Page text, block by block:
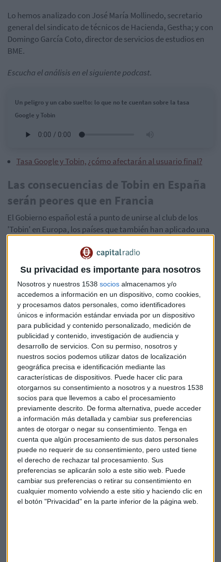
Su privacidad es importante para nosotros
Nosotros y nuestros 1538 socios almacenamos y/o
accedemos a información en un dispositivo, como cookies,
y procesamos datos personales, como identificadores
únicos e información estándar enviada por un dispositivo
para publicidad y contenido personalizado, medición de
publicidad y contenido, investigación de audiencia y
desarrollo de servicios. Con su permiso, nosotros y
nuestros socios podemos utilizar datos de localización
geográfica precisa e identificación mediante las
características de dispositivos. Puede hacer clic para
otorgarnos su consentimiento a nosotros y a nuestros 1538
socios para que llevemos a cabo el procesamiento
previamente descrito. De forma alternativa, puede acceder
a información más detallada y cambiar sus preferencias
antes de otorgar o negar su consentimiento. Tenga en
cuenta que algún procesamiento de sus datos personales
puede no requerir de su consentimiento, pero usted tiene
el derecho de rechazar tal procesamiento. Sus
preferencias se aplicarán solo a este sitio web. Puede
cambiar sus preferencias o retirar su consentimiento en
cualquier momento volviendo a este sitio y haciendo clic en
el botón "Privacidad" en la parte inferior de la página web.
Lo hemos analizado con José María Mollinedo, secretario
general del sindicato de técnicos de Hacienda, Gestha; y con
Domingo García Coto, director de servicios de estudios en
BME.
Escucha el análisis en el siguiente podcast.
Un peligro y un cabo suelto: lo que no te cuentan sobre la tasa
Google y Tobin
Tasa Google y Tobin, ¿cómo afectarán al usuario final?
Las consecuencias de Tobin en España
serán peores que en Francia
El Gobierno español está a punto de unirse al club de los
'Tobin' en Europa, los países que también han aplicado una
cuando el Consejo de Ministros apruebe la mal llamada tasa
Tobin.
Para Domingo García Coto, el impuesto"pone en peligro
al mercado español". El experto recuerda que en Francia,
donde la tasa Tobin lleva en vigor desde hace ocho años, la
medida "no ha conseguido ninguno de los objetivos para los
que fue impulsada".
Esta fue la principal conclusión del Tribunal de Cuentas
francés, que en 2018 aseguró que la tasa Tobin había
reducido en un 10% el volumen de negociación de la bolsa
francesa.
La tasa Tobin o cómo el Gobierno indulta a los
'chicharros' y castiga al inversor
Las cifras del organismo muestran las consecuencias
negativas que ha tenido Tobin en Francia, pero según García
Coto el caso español podría ser peor.
Para el experto hay una característica del mercado español
que no se da en Francia: el elevado peso de los accionistas